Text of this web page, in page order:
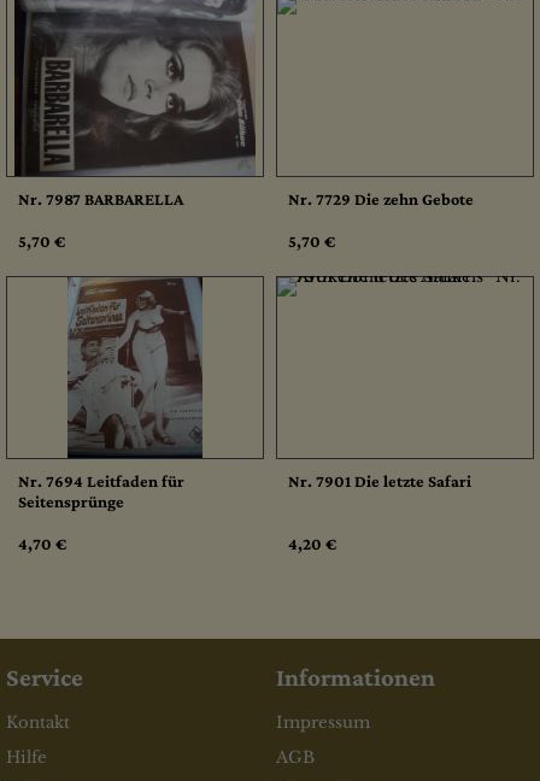
Nr. 7987 BARBARELLA
5,70 €
Nr. 7729 Die zehn Gebote
5,70 €
Nr. 7694 Leitfaden für
Seitensprünge
4,70 €
Nr. 7901 Die letzte Safari
4,20 €
Service
Kontakt
Hilfe
Informationen
Impressum
AGB